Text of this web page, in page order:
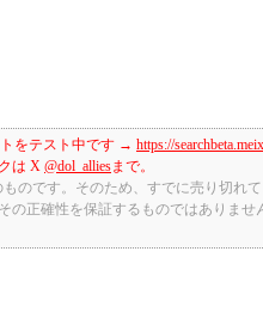
をテスト中です → https://
は X @dol_alliesまで。
ものです。そのため、すでに売り切れ
の正確性を保証するものではありませ